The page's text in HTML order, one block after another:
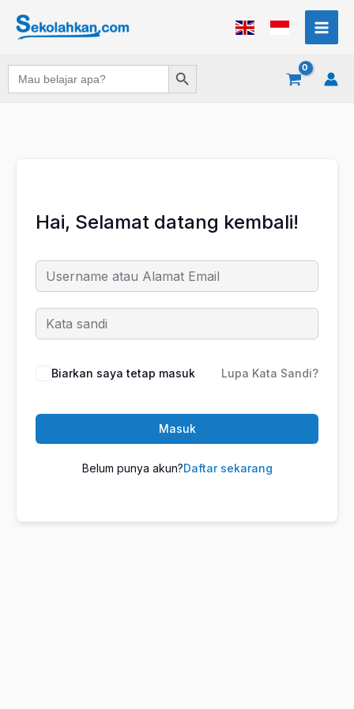
Search
for:
Search Button
Hai, Selamat datang kembali!
Biarkan saya tetap masuk Lupa Kata Sandi?
Masuk
Belum punya akun?Daftar sekarang